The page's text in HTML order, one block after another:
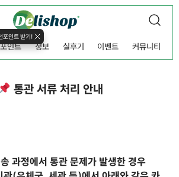
포인트 받기!
포인트 정보 실후기 이벤트 커뮤니티
통관 서류 처리 안내
과정에서 통관 문제가 발생한 경우